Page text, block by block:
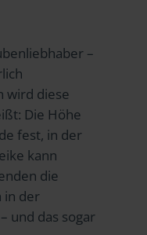
–
wird diese
Die Höhe
fest, in der
kann
die
in der
und das sogar